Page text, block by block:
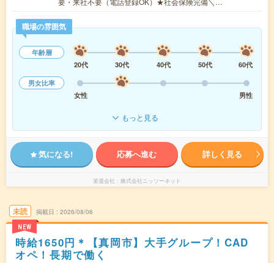
職場の雰囲気
年齢層
20代
30代 40代 50代
60代
男女比率
女性
男性
もっと見る
気になる! 応募へ進む 詳しく見る
派遣会社 株式会社ニッソーネット
未読
NEW
掲載日 2026/08/06
時給1650円＊【真岡市】大手グループ！CAD
オペ！長期で働く